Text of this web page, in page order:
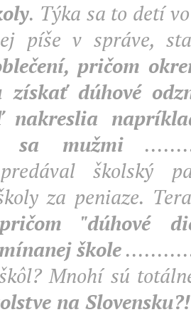
. Týka sa to detí
píše v správe,
pričom
dúhové
nakreslia
sa mužmi
školský
za peniaze.
pričom "dúhové
škole
Mnohí sú
na Slovensku?!